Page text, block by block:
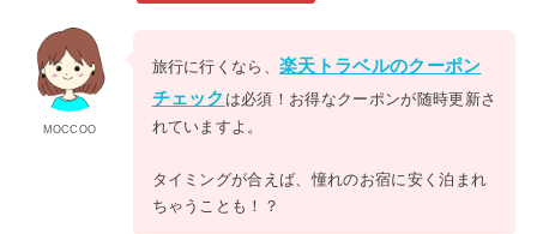
MOCCOO
旅行に行くなら、楽天トラベルのクーポン
チェック は必須！お得なクーポンが随時更新さ
れていますよ。
タイミングが合えば、憧れのお宿に安く泊まれ
ちゃうことも！？